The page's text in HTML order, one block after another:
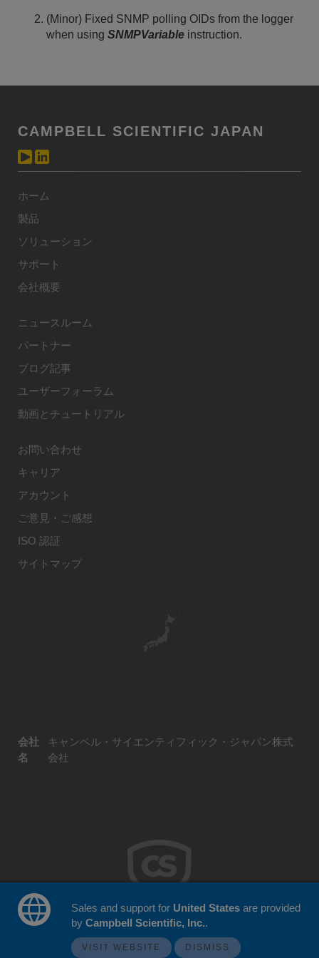
(Minor) Fixed SNMP polling OIDs from the logger
when using SNMPVariable instruction.
CAMPBELL SCIENTIFIC JAPAN
ホーム
製品
ソリューション
サポート
会社概要
ニュースルーム
パートナー
ブログ記事
ユーザーフォーラム
動画とチュートリアル
お問い合わせ
キャリア
アカウント
ご意見・ご感想
ISO 認証
サイトマップ
会社
名
キャンベル・サイエンティフィック・ジャパン株式
会社
ウェブサイトフィードバック
© 2026 Campbell Scientific Japan
Sales and support for United Statesare provided
by Campbell Scientific, Inc..
VISIT WEBSITE DISMISS